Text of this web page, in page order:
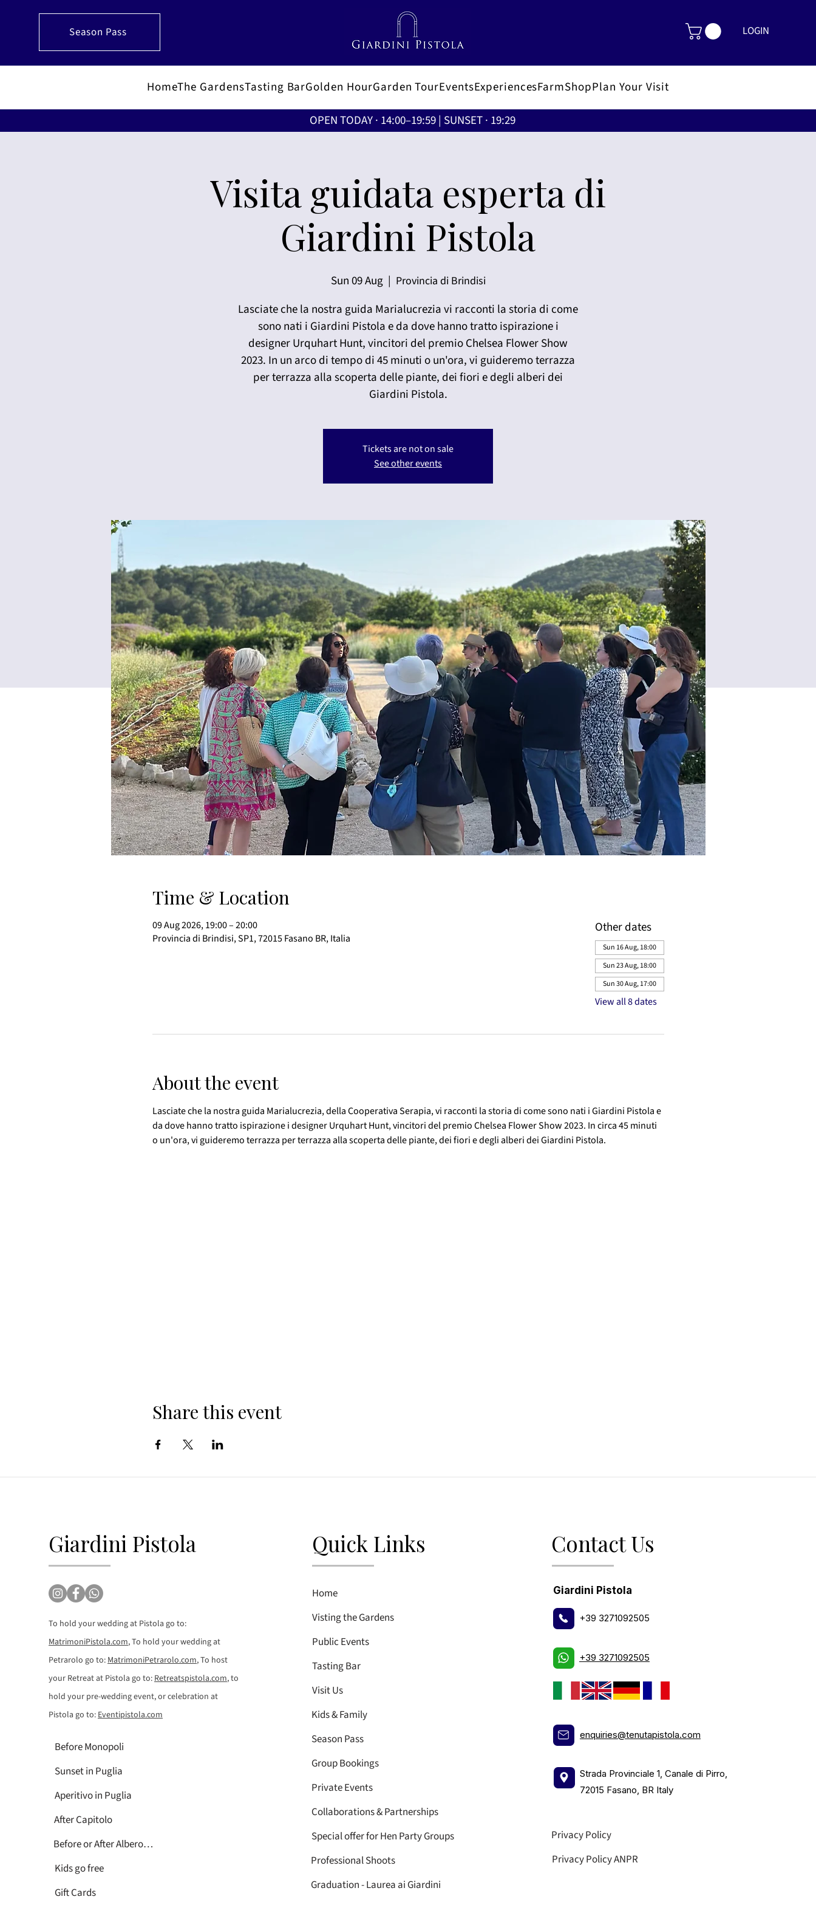
Season Pass LOGIN
HomeThe GardensTasting BarGolden HourGarden TourEventsExperiencesFarmShopPlan Your Visit
OPEN TODAY · 14:00–19:59 | SUNSET · 19:29
Visita guidata esperta di
Giardini Pistola
Sun 09 Aug
  |
Provincia di Brindisi
Lasciate che la nostra guida Marialucrezia vi racconti la storia di come
sono nati i Giardini Pistola e da dove hanno tratto ispirazione i
designer Urquhart Hunt, vincitori del premio Chelsea Flower Show
2023. In un arco di tempo di 45 minuti o un'ora, vi guideremo terrazza
per terrazza alla scoperta delle piante, dei fiori e degli alberi dei
Giardini Pistola.
Tickets are not on sale
See other events
Time & Location
09 Aug 2026, 19:00 – 20:00
Provincia di Brindisi, SP1, 72015 Fasano BR, Italia
Other dates
Sun 16 Aug, 18:00
Sun 23 Aug, 18:00
Sun 30 Aug, 17:00
View all 8 dates
About the event
Lasciate che la nostra guida Marialucrezia, della Cooperativa Serapia, vi racconti la storia di come sono nati i Giardini Pistola e
da dove hanno tratto ispirazione i designer Urquhart Hunt, vincitori del premio Chelsea Flower Show 2023. In circa 45 minuti
o un'ora, vi guideremo terrazza per terrazza alla scoperta delle piante, dei fiori e degli alberi dei Giardini Pistola.
Share this event
Giardini Pistola
To hold your wedding at Pistola go to:
MatrimoniPistola.com, To hold your wedding at
Petrarolo go to: MatrimoniPetrarolo.com, To host
your Retreat at Pistola go to: Retreatspistola.com, to
hold your pre-wedding event, or celebration at
Pistola go to: Eventipistola.com
Before Monopoli
Sunset in Puglia
Aperitivo in Puglia
After Capitolo
Before or After Alberobello
Kids go free
Gift Cards
Quick Links
Home
Visting the Gardens
Public Events
Tasting Bar
Visit Us
Kids & Family
Season Pass
Group Bookings
Private Events
Collaborations & Partnerships
Special offer for Hen Party Groups
Professional Shoots
Graduation - Laurea ai Giardini
Contact Us
Giardini Pistola
+39 3271092505
+39 3271092505
enquiries@tenutapistola.com
Strada Provinciale 1, Canale di Pirro,
72015 Fasano, BR Italy
Privacy Policy
Privacy Policy ANPR